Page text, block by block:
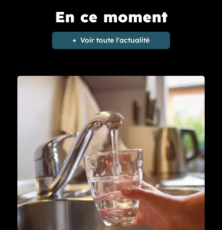
En ce moment
Voir toute l'actualité